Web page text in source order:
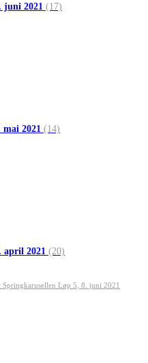
juni 2021 (17)
2021 (14)
april 2021 (20)
Springkarusellen Løp 5, 8. juni 2021